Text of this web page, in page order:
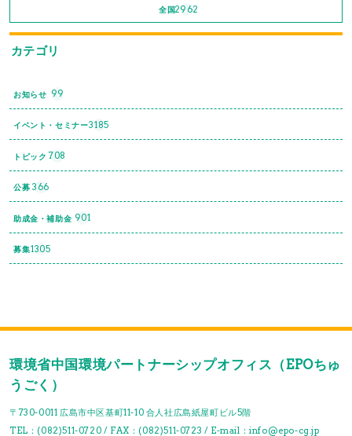
全国2962
カテゴリ
お知らせ 99
イベント・セミナー3185
トピック 708
公募 366
助成金・補助金 901
募集1305
環境省中国環境パートナーシップオフィス（EPOちゅ
うごく）
〒730-0011 広島市中区基町11-10 合人社広島紙屋町ビル5階
TEL：(082)511-0720 / FAX：(082)511-0723 / E-mail：info@epo-cg.jp